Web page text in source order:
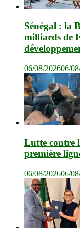
Sénégal : la
milliards de
06/08/202606/
Lutte contre
première
06/08/202606/